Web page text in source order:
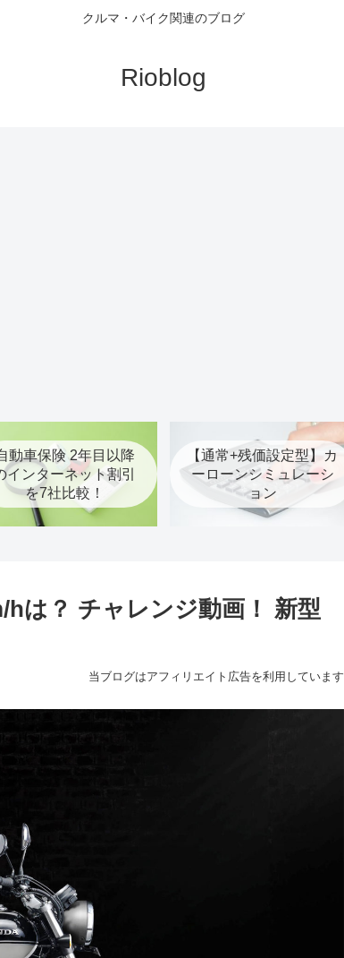
クルマ・バイク関連のブログ
Rioblog
動車保険 2年目以降
インターネット割引
を7社比較！
【通常+残価設定型】カ
ーローンシミュレーシ
ョン
hは？ チャレンジ動画！ 新型
当ブログはアフィリエイト広告を利用しています